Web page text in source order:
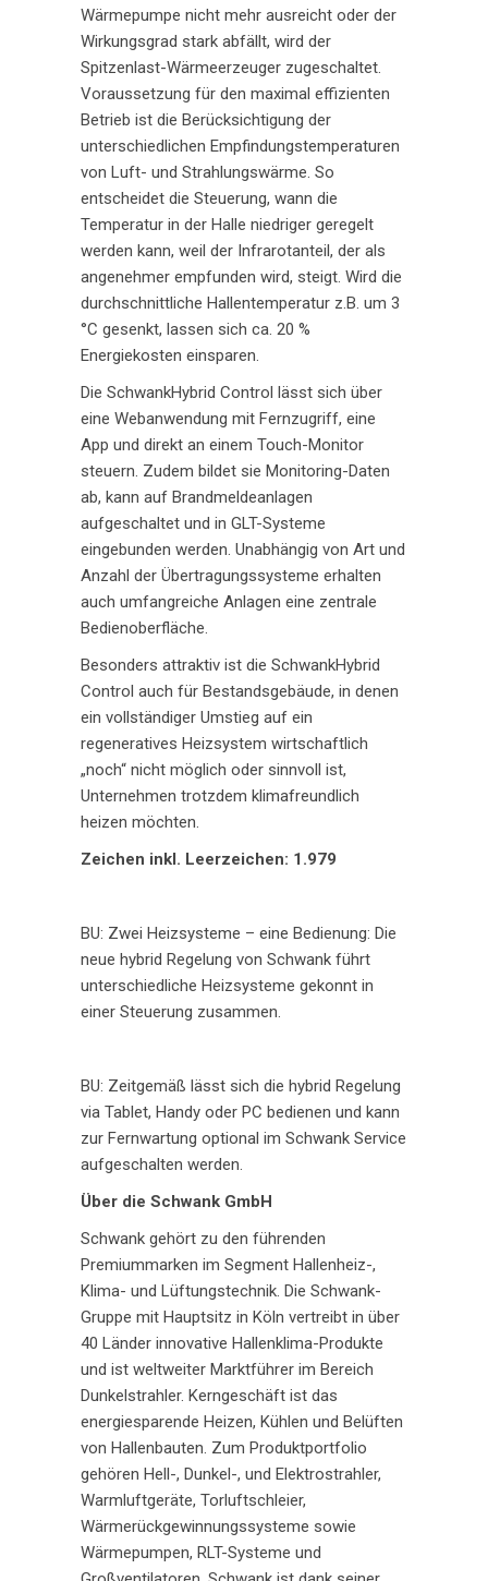
Wärmepumpe nicht mehr ausreicht oder der
Wirkungsgrad stark abfällt, wird der
Spitzenlast-Wärmeerzeuger zugeschaltet.
Voraussetzung für den maximal effizienten
Betrieb ist die Berücksichtigung der
unterschiedlichen Empfindungstemperaturen
von Luft- und Strahlungswärme. So
entscheidet die Steuerung, wann die
Temperatur in der Halle niedriger geregelt
werden kann, weil der Infrarotanteil, der als
angenehmer empfunden wird, steigt. Wird die
durchschnittliche Hallentemperatur z.B. um 3
°C gesenkt, lassen sich ca. 20 %
Energiekosten einsparen.
Die SchwankHybrid Control lässt sich über
eine Webanwendung mit Fernzugriff, eine
App und direkt an einem Touch-Monitor
steuern. Zudem bildet sie Monitoring-Daten
ab, kann auf Brandmeldeanlagen
aufgeschaltet und in GLT-Systeme
eingebunden werden. Unabhängig von Art und
Anzahl der Übertragungssysteme erhalten
auch umfangreiche Anlagen eine zentrale
Bedienoberfläche.
Besonders attraktiv ist die SchwankHybrid
Control auch für Bestandsgebäude, in denen
ein vollständiger Umstieg auf ein
regeneratives Heizsystem wirtschaftlich
„noch“ nicht möglich oder sinnvoll ist,
Unternehmen trotzdem klimafreundlich
heizen möchten.
Zeichen inkl. Leerzeichen: 1.979
BU: Zwei Heizsysteme – eine Bedienung: Die
neue hybrid Regelung von Schwank führt
unterschiedliche Heizsysteme gekonnt in
einer Steuerung zusammen.
BU: Zeitgemäß lässt sich die hybrid Regelung
via Tablet, Handy oder PC bedienen und kann
zur Fernwartung optional im Schwank Service
aufgeschalten werden.
Über die Schwank GmbH
Schwank gehört zu den führenden
Premiummarken im Segment Hallenheiz-,
Klima- und Lüftungstechnik. Die Schwank-
Gruppe mit Hauptsitz in Köln vertreibt in über
40 Länder innovative Hallenklima-Produkte
und ist weltweiter Marktführer im Bereich
Dunkelstrahler. Kerngeschäft ist das
energiesparende Heizen, Kühlen und Belüften
von Hallenbauten. Zum Produktportfolio
gehören Hell-, Dunkel-, und Elektrostrahler,
Warmluftgeräte, Torluftschleier,
Wärmerückgewinnungssysteme sowie
Wärmepumpen, RLT-Systeme und